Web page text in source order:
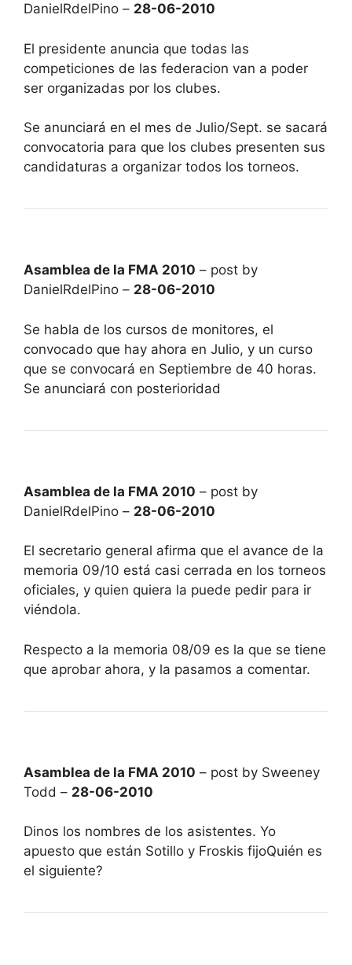
DanielRdelPino – 28-06-2010
El presidente anuncia que todas las
competiciones de las federacion van a poder
ser organizadas por los clubes.
Se anunciará en el mes de Julio/Sept. se sacará
convocatoria para que los clubes presenten sus
candidaturas a organizar todos los torneos.
Asamblea de la FMA 2010 – post by
DanielRdelPino – 28-06-2010
Se habla de los cursos de monitores, el
convocado que hay ahora en Julio, y un curso
que se convocará en Septiembre de 40 horas.
Se anunciará con posterioridad
Asamblea de la FMA 2010 – post by
DanielRdelPino – 28-06-2010
El secretario general afirma que el avance de la
memoria 09/10 está casi cerrada en los torneos
oficiales, y quien quiera la puede pedir para ir
viéndola.
Respecto a la memoria 08/09 es la que se tiene
que aprobar ahora, y la pasamos a comentar.
Asamblea de la FMA 2010 – post by Sweeney
Todd – 28-06-2010
Dinos los nombres de los asistentes. Yo
apuesto que están Sotillo y Froskis fijoQuién es
el siguiente?